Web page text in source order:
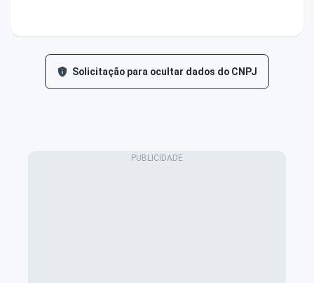
Solicitação para ocultar dados do CNPJ